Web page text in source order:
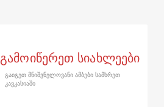
გამოიწერეთ სიახლეები
გაიგეთ მნიშვნელოვანი ამბები სამხრეთ
კავკასიაში